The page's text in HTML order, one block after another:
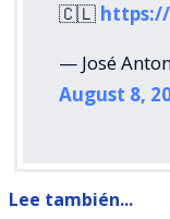
🇨🇱
— José
August 8,
Lee también...